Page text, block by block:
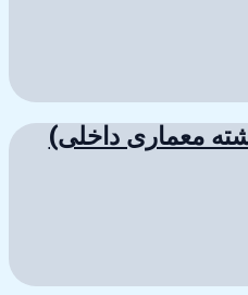
معماری داخلی)